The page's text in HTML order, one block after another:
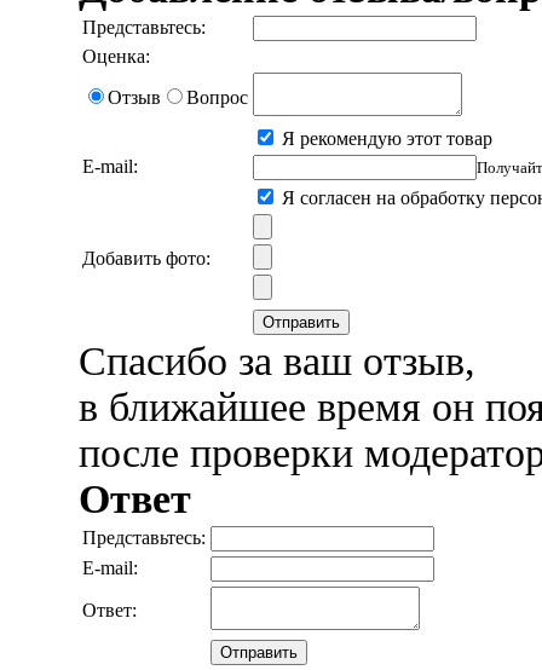
Представьтесь:
Оценка:
Отзыв
Вопрос
Я рекомендую этот товар
E-mail:
Я согласен на обработку
Добавить фото:
Отправить
Спасибо за ваш отзыв,
в ближайшее время он
после проверки
Ответ
Представьтесь:
E-mail:
Ответ:
Отправить